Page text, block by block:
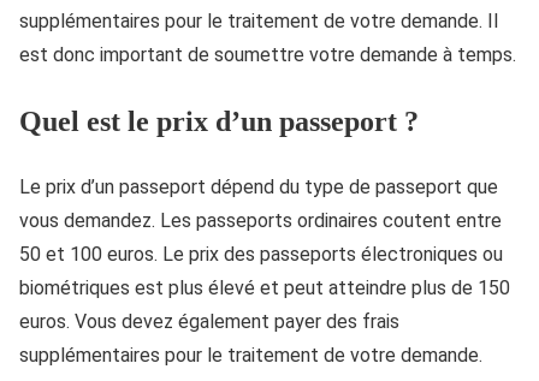
supplémentaires pour le traitement de votre demande. Il
est donc important de soumettre votre demande à temps.
Quel est le prix d’un passeport ?
Le prix d’un passeport dépend du type de passeport que
vous demandez. Les passeports ordinaires coutent entre
50 et 100 euros. Le prix des passeports électroniques ou
biométriques est plus élevé et peut atteindre plus de 150
euros. Vous devez également payer des frais
supplémentaires pour le traitement de votre demande.